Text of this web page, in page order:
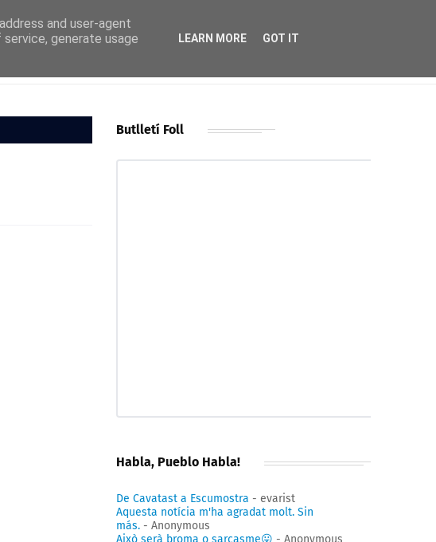
Butlletí Foll
Habla, Pueblo Habla!
De Cavatast a Escumostra - evarist
Aquesta notícia m'ha agradat molt. Sin
más. - Anonymous
Això serà broma o sarcasme😛 - Anonymous
and user-agent
generate usage
LEARN MORE GOT IT